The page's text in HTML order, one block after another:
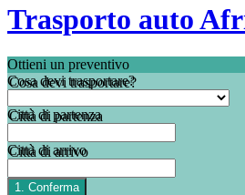
Trasporto auto
Ottieni un preventivo
Cosa devi trasportare?
Città di partenza
Città di arrivo